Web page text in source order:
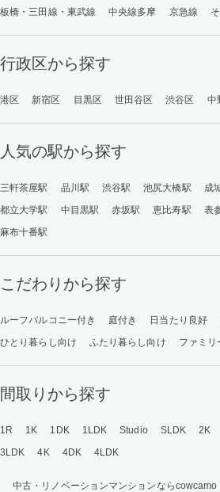
板橋・三田線・東武線
中央線多摩 京急線
行政区から探す
港区 新宿区 目黒区 世田谷区 渋谷区 中
人気の駅から探す
三軒茶屋駅 品川駅 渋谷駅 池尻大橋駅 成
都立大学駅
中目黒駅 赤坂駅 恵比寿駅 表
麻布十番駅
こだわりから探す
ルーフバルコニー付き 庭付き 日当たり良好
ひとり暮らし向け
ふたり暮らし向け ファミリ
間取りから探す
1R 1K 1DK 1LDK Studio SLDK 2K
3LDK
4K 4DK 4LDK
中古・リノベーションマンションならcowcamo